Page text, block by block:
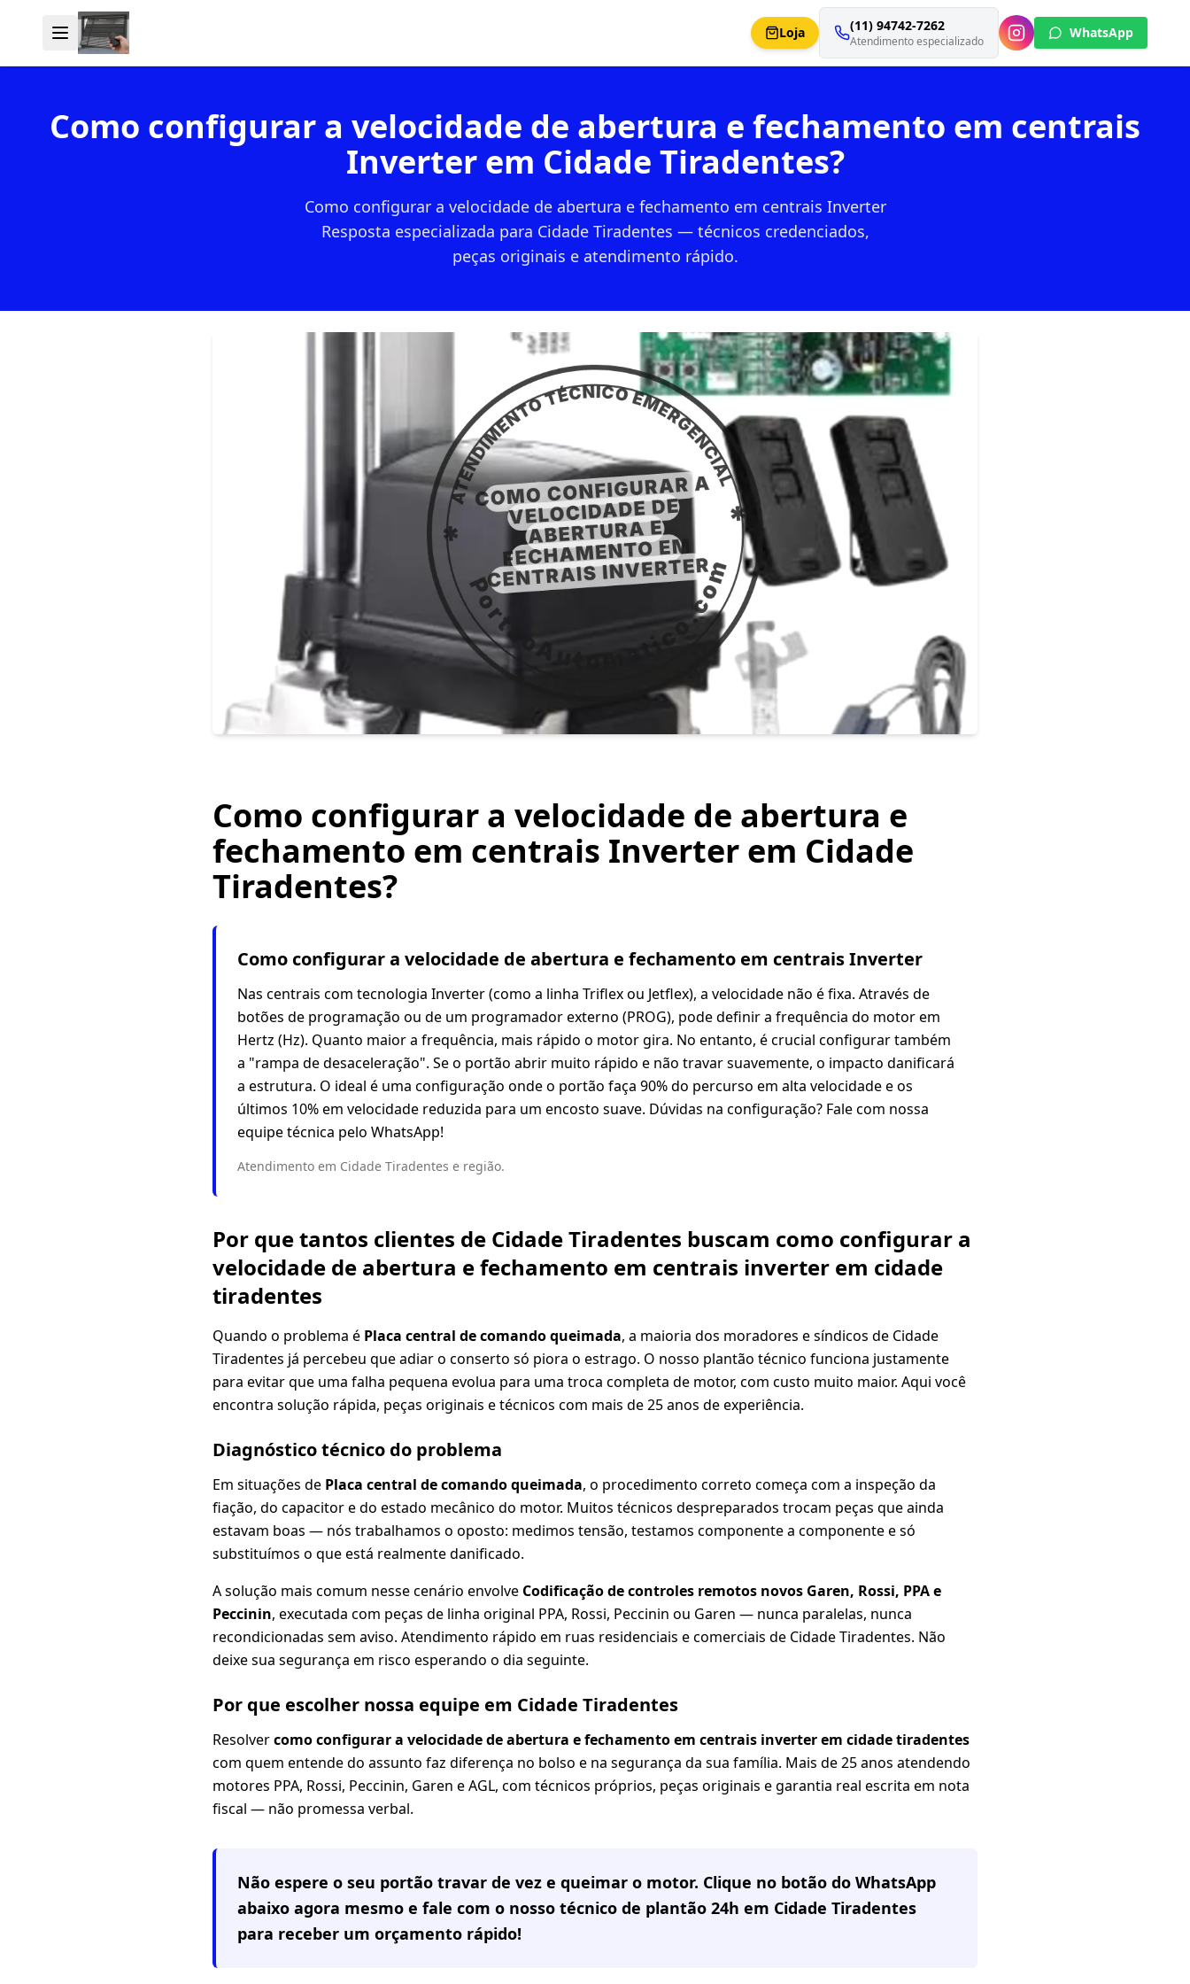
Loja (11) 94742-7262
Atendimento especializado
WhatsApp
Como configurar a velocidade de abertura e fechamento em centrais
Inverter em Cidade Tiradentes?
Como configurar a velocidade de abertura e fechamento em centrais Inverter
Resposta especializada para Cidade Tiradentes — técnicos credenciados,
peças originais e atendimento rápido.
Como configurar a velocidade de abertura e
fechamento em centrais Inverter em Cidade
Tiradentes?
Como configurar a velocidade de abertura e fechamento em centrais Inverter
Nas centrais com tecnologia Inverter (como a linha Triflex ou Jetflex), a velocidade não é fixa. Através de
botões de programação ou de um programador externo (PROG), pode definir a frequência do motor em
Hertz (Hz). Quanto maior a frequência, mais rápido o motor gira. No entanto, é crucial configurar também
a "rampa de desaceleração". Se o portão abrir muito rápido e não travar suavemente, o impacto danificará
a estrutura. O ideal é uma configuração onde o portão faça 90% do percurso em alta velocidade e os
últimos 10% em velocidade reduzida para um encosto suave. Dúvidas na configuração? Fale com nossa
equipe técnica pelo WhatsApp!
Atendimento em Cidade Tiradentes e região.
Por que tantos clientes de Cidade Tiradentes buscam como configurar a
velocidade de abertura e fechamento em centrais inverter em cidade
tiradentes
Quando o problema é Placa central de comando queimada, a maioria dos moradores e síndicos de Cidade
Tiradentes já percebeu que adiar o conserto só piora o estrago. O nosso plantão técnico funciona justamente
para evitar que uma falha pequena evolua para uma troca completa de motor, com custo muito maior. Aqui você
encontra solução rápida, peças originais e técnicos com mais de 25 anos de experiência.
Diagnóstico técnico do problema
Em situações de Placa central de comando queimada, o procedimento correto começa com a inspeção da
fiação, do capacitor e do estado mecânico do motor. Muitos técnicos despreparados trocam peças que ainda
estavam boas — nós trabalhamos o oposto: medimos tensão, testamos componente a componente e só
substituímos o que está realmente danificado.
A solução mais comum nesse cenário envolve Codificação de controles remotos novos Garen, Rossi, PPA e
Peccinin, executada com peças de linha original PPA, Rossi, Peccinin ou Garen — nunca paralelas, nunca
recondicionadas sem aviso. Atendimento rápido em ruas residenciais e comerciais de Cidade Tiradentes. Não
deixe sua segurança em risco esperando o dia seguinte.
Por que escolher nossa equipe em Cidade Tiradentes
Resolvercomo configurar a velocidade de abertura e fechamento em centrais inverter em cidade tiradentes
com quem entende do assunto faz diferença no bolso e na segurança da sua família. Mais de 25 anos atendendo
motores PPA, Rossi, Peccinin, Garen e AGL, com técnicos próprios, peças originais e garantia real escrita em nota
fiscal — não promessa verbal.
Não espere o seu portão travar de vez e queimar o motor. Clique no botão do WhatsApp
abaixo agora mesmo e fale com o nosso técnico de plantão 24h em Cidade Tiradentes
para receber um orçamento rápido!